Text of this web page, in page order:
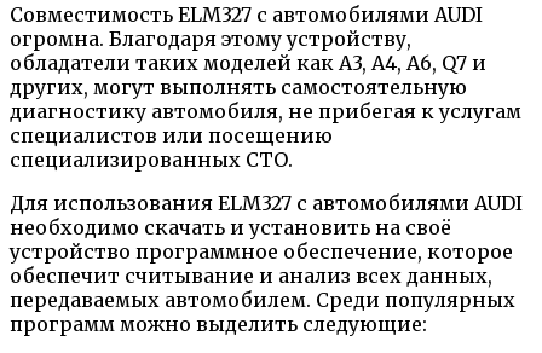
Совместимость ELM327 с автомобилями AUDI
огромна. Благодаря этому устройству,
обладатели таких моделей как A3, A4, A6, Q7 и
других, могут выполнять самостоятельную
диагностику автомобиля, не прибегая к услугам
специалистов или посещению
специализированных СТО.
Для использования ELM327 с автомобилями AUDI
необходимо скачать и установить на своё
устройство программное обеспечение, которое
обеспечит считывание и анализ всех данных,
передаваемых автомобилем. Среди популярных
программ можно выделить следующие: